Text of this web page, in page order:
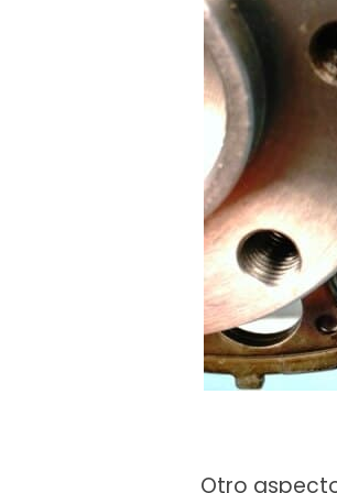
Otro